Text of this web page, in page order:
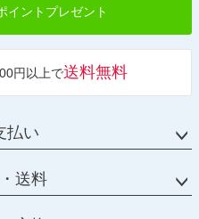
イントプレゼント
円以上で送料無料
払い
送料